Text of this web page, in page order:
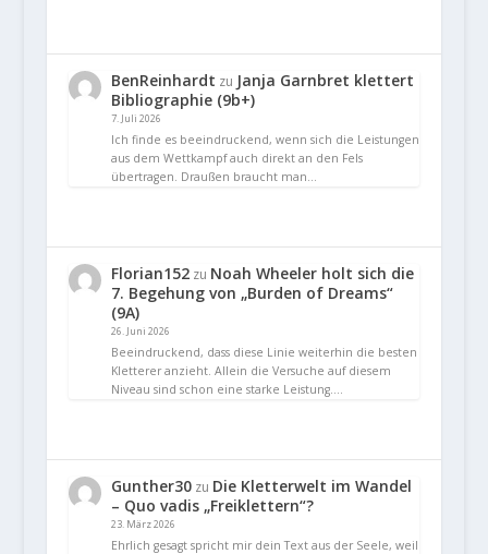
BenReinhardt zu Janja Garnbret klettert
Bibliographie (9b+)
7. Juli 2026
Ich finde es beeindruckend, wenn sich die Leistungen
aus dem Wettkampf auch direkt an den Fels
übertragen. Draußen braucht man…
Florian152zu Noah Wheeler holt sich die
7. Begehung von „Burden of Dreams“
(9A)
26. Juni 2026
Beeindruckend, dass diese Linie weiterhin die besten
Kletterer anzieht. Allein die Versuche auf diesem
Niveau sind schon eine starke Leistung.…
Gunther30zu Die Kletterwelt im Wandel
– Quo vadis „Freiklettern“?
23. März 2026
Ehrlich gesagt spricht mir dein Text aus der Seele, weil